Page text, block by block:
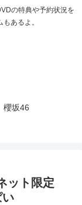
の特典や予約状況を
あるよ。
櫻坂46
ット限定
い